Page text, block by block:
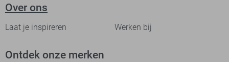
Over ons
Laat je inspireren Werken bij
Ontdek onze merken